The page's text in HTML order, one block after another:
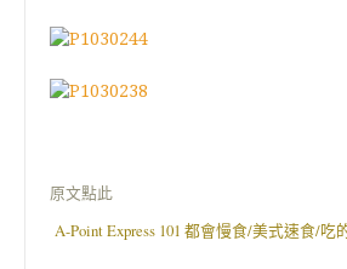
原文點此
A-Point Express 101 都會慢食/美式速食/吃